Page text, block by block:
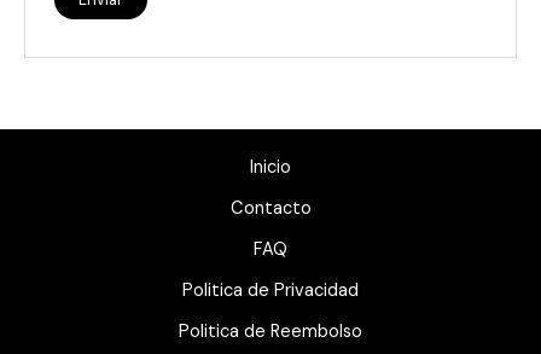
Inicio
Contacto
FAQ
Politica de Privacidad
Politica de Reembolso